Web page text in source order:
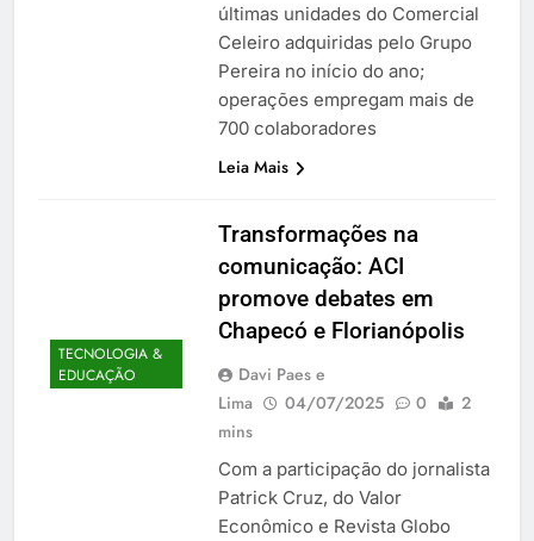
últimas unidades do Comercial
Celeiro adquiridas pelo Grupo
Pereira no início do ano;
operações empregam mais de
700 colaboradores
Leia Mais
TECNOLOGIA &
EDUCAÇÃO
Transformações na
comunicação: ACI
promove debates em
Chapecó e Florianópolis
Davi Paes e
Lima
04/07/2025 0
2
mins
Com a participação do jornalista
Patrick Cruz, do Valor
Econômico e Revista Globo